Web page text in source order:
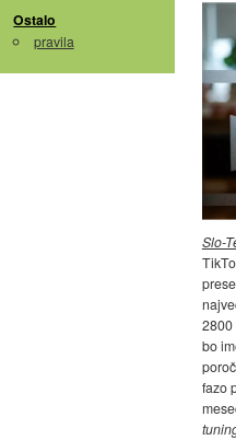
Ostalo
pravila
Slo-
2800
bo
fazo